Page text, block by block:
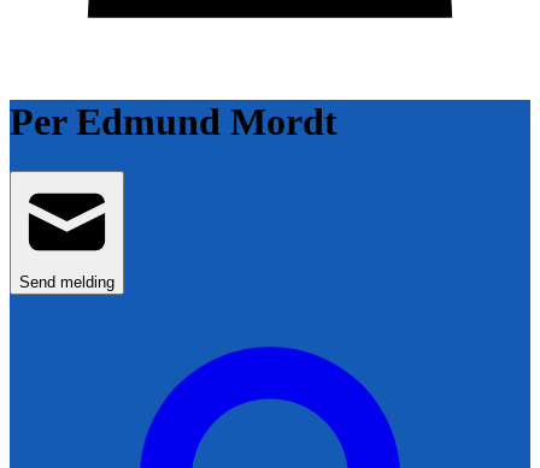
Per Edmund Mordt
Send melding